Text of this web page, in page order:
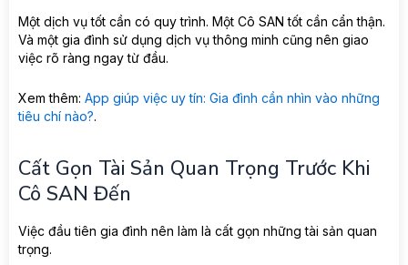
Một dịch vụ tốt cần có quy trình. Một Cô SAN tốt cần cẩn thận.
Và một gia đình sử dụng dịch vụ thông minh cũng nên giao
việc rõ ràng ngay từ đầu.
Xem thêm: App giúp việc uy tín: Gia đình cần nhìn vào những
tiêu chí nào?.
Cất Gọn Tài Sản Quan Trọng Trước Khi
Cô SAN Đến
Việc đầu tiên gia đình nên làm là cất gọn những tài sản quan
trọng.